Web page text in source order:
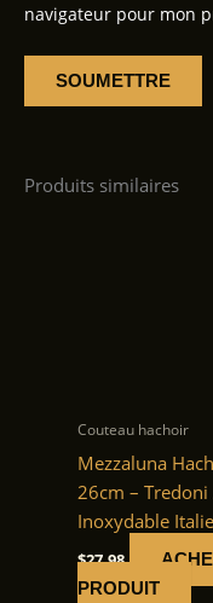
navigateur pour mon
Produits similaires
Couteau hachoir
Mezzaluna
26cm – Tredoni
Inoxydable
$27.98
PRODUIT